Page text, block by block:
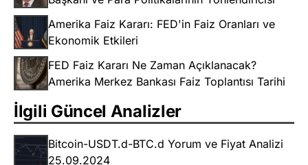
Amerika Faiz Kararı: FED'in Faiz Oranları ve
Ekonomik Etkileri
FED Faiz Kararı Ne Zaman Açıklanacak?
Amerika Merkez Bankası Faiz Toplantısı Tarihi
İlgili Güncel Analizler
Bitcoin-USDT.d-BTC.d Yorum ve Fiyat Analizi
25.09.2024